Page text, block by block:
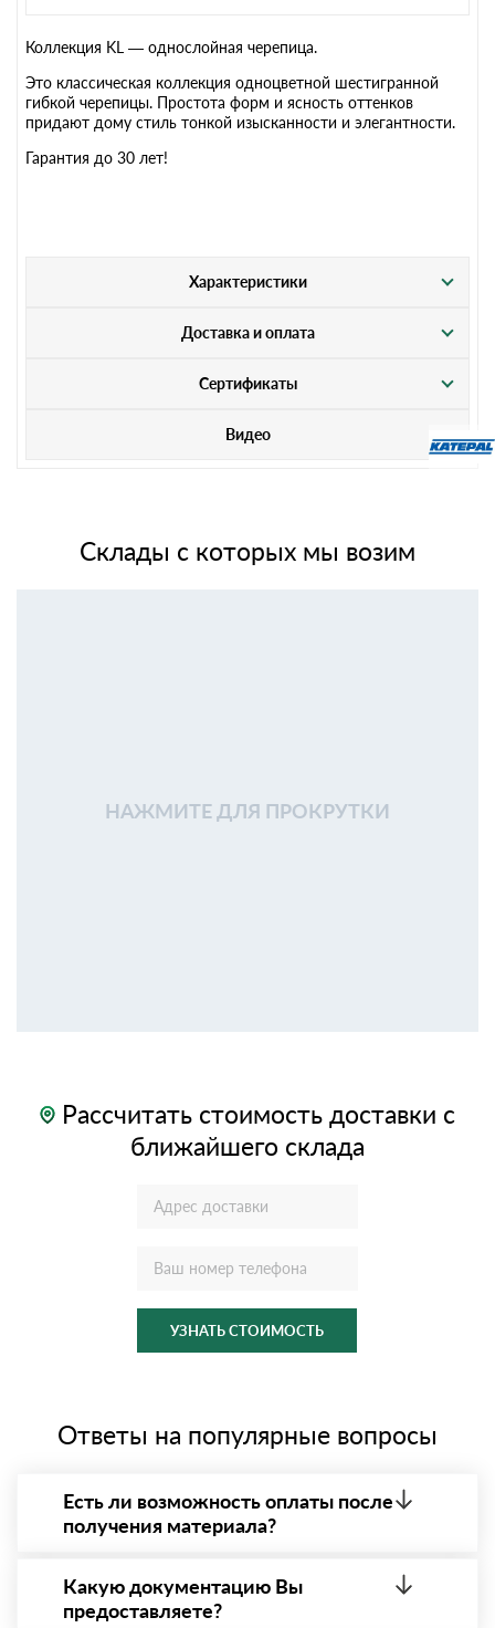
Коллекция KL — однослойная черепица.
Это классическая коллекция одноцветной шестигранной
гибкой черепицы. Простота форм и ясность оттенков
придают дому стиль тонкой изысканности и элегантности.
Гарантия до 30 лет!
Характеристики
Доставка и оплата
Сертификаты
Видео
Склады с которых мы возим
НАЖМИТЕ ДЛЯ ПРОКРУТКИ
Рассчитать стоимость доставки с
ближайшего склада
УЗНАТЬ СТОИМОСТЬ
Ответы на популярные вопросы
Есть ли возможность оплаты после
получения материала?
- оплата по факту получения товара. При этом,
если доставленный товар был ненадлежащего
качества, то Вы вправе от него отказаться.
Какую документацию Вы
предоставляете?